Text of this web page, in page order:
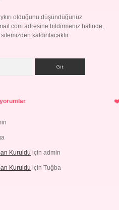
olduğunu düşündüğünüz
adresine bildirmeniz halinde,
kaldırılacaktır.
Kuruldu için admin
Kuruldu için Tuğba